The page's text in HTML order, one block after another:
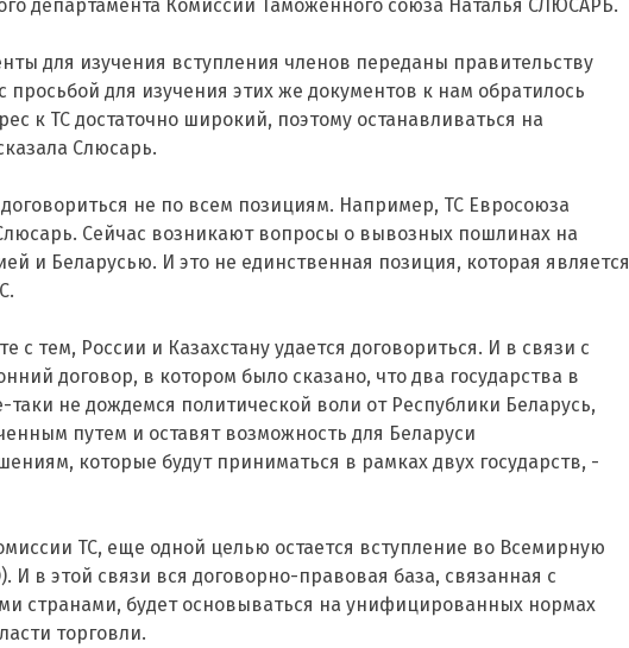
департамента Комиссии Таможенного союза Наталья СЛЮСАРЬ.
для изучения вступления членов переданы правительству
для изучения этих же документов к нам обратилось
к ТС достаточно широкий, поэтому останавливаться на
Слюсарь.
не по всем позициям. Например, ТС Евросоюза
Сейчас возникают вопросы о вывозных пошлинах на
и Беларусью. И это не единственная позиция, которая является
с тем, России и Казахстану удается договориться. И в связи с
договор, в котором было сказано, что два государства в
таки не дождемся политической воли от Республики Беларусь,
путем и оставят возможность для Беларуси
которые будут приниматься в рамках двух государств, -
ТС, еще одной целью остается вступление во Всемирную
И в этой связи вся договорно-правовая база, связанная с
странами, будет основываться на унифицированных нормах
торговли.